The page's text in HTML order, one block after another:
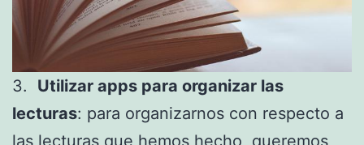
3. Utilizar apps para organizar las
lecturas: para organizarnos con respecto a
las lecturas que hemos hecho, queremos